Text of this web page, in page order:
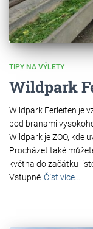
TIPY NA VÝLETY
Wildpark
Wildpark Ferleiten je
pod branami
Wildpark je ZOO, kde
Procházet také
května do začátku
Vstupné Číst více…